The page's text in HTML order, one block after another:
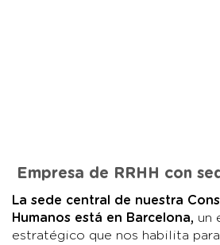
Empresa de RRHH con
La sede central de nuestra
Humanos está en Barcelona, un
estratégico que nos habilita